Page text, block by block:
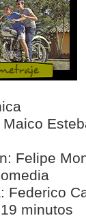
Felipe
Federico
minutos